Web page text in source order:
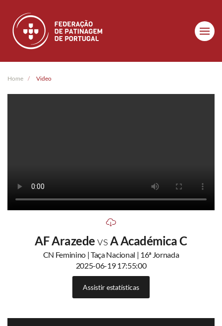
Skip to main content
Home Video
AF ArazedevsA Académica C
CN Feminino | Taça Nacional | 16ª Jornada
2025-06-19 17:55:00
Assistir estatísticas